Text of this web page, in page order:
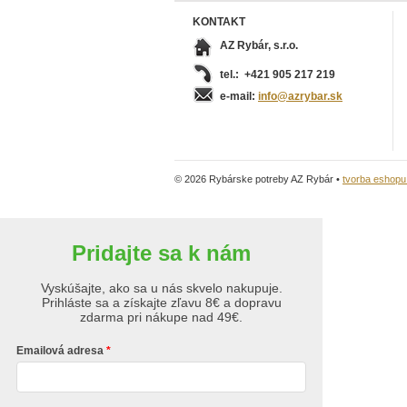
KONTAKT
AZ Rybár, s.r.o.
tel.: +421 905 217 219
e-mail: info@azrybar.sk
© 2026 Rybárske potreby AZ Rybár • tvorba
Pridajte sa k nám
Vyskúšajte, ako sa u nás skvelo nakupuje.
Prihláste sa a získajte zľavu 8€ a dopravu
zdarma pri nákupe nad 49€.
Emailová adresa